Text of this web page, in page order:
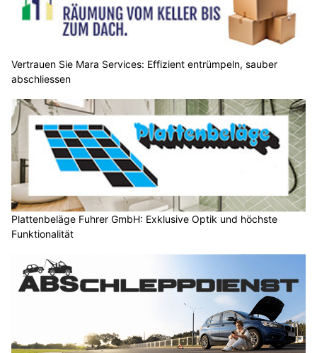
Vertrauen Sie Mara Services: Effizient entrümpeln, sauber
abschliessen
Plattenbeläge Fuhrer GmbH: Exklusive Optik und höchste
Funktionalität